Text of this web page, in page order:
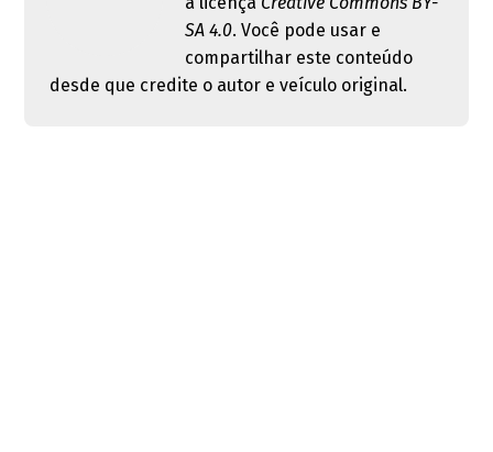
SA 4.0. Você pode usar e
compartilhar este conteúdo
desde que credite o autor e veículo original.